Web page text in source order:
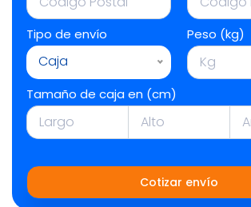
Tipo de envío
Caja
Peso (kg)
Tamaño de caja en (cm)
Cotizar envío